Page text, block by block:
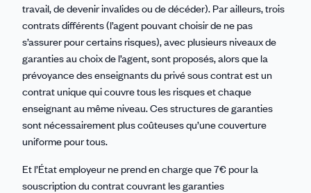
travail, de devenir invalides ou de décéder). Par ailleurs, trois
contrats différents (l’agent pouvant choisir de ne pas
s’assurer pour certains risques), avec plusieurs niveaux de
garanties au choix de l’agent, sont proposés, alors que la
prévoyance des enseignants du privé sous contrat est un
contrat unique qui couvre tous les risques et chaque
enseignant au même niveau. Ces structures de garanties
sont nécessairement plus coûteuses qu’une couverture
uniforme pour tous.
Et l’État employeur ne prend en charge que 7€ pour la
souscription du contrat couvrant les garanties